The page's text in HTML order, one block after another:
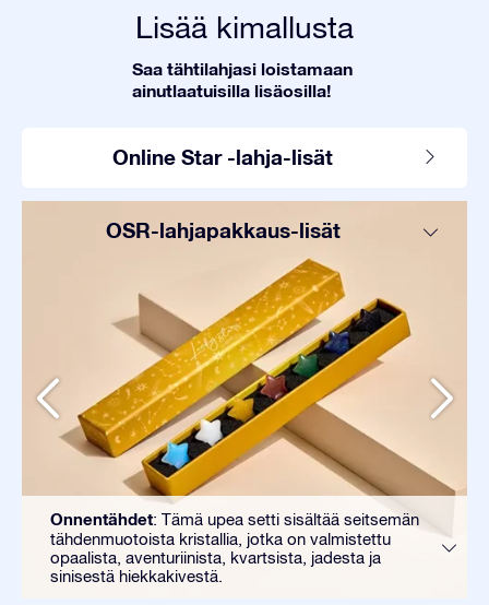
Lisää kimallusta
Saa tähtilahjasi loistamaan
ainutlaatuisilla lisäosilla!
Online Star -lahja-lisät
OSR-lahjapakkaus-lisät
Onnentähdet: Tämä upea setti sisältää seitsemän
tähdenmuotoista kristallia, jotka on valmistettu
opaalista, aventuriinista, kvartsista, jadesta ja
sinisestä hiekkakivestä.